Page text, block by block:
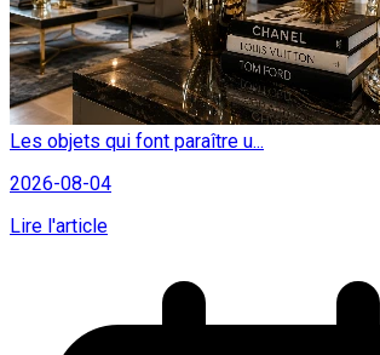
Les objets qui font paraître u...
2026-08-04
Lire l'article